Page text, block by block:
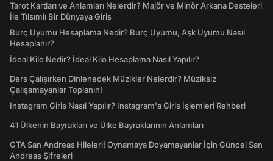
Tarot Kartları ve Anlamları Nelerdir? Majör ve Minör Arkana Desteleri
İle Tılsımlı Bir Dünyaya Giriş
Burç Uyumu Hesaplama Nedir? Burç Uyumu, Aşk Uyumu Nasıl
Hesaplanır?
İdeal Kilo Nedir? İdeal Kilo Hesaplama Nasıl Yapılır?
Ders Çalışırken Dinlenecek Müzikler Nelerdir? Müziksiz
Çalışamayanlar Toplanın!
Instagram Giriş Nasıl Yapılır? Instagram'a Giriş İşlemleri Rehberi
41 Ülkenin Bayrakları ve Ülke Bayraklarının Anlamları
GTA San Andreas Hileleri! Oynamaya Doyamayanlar İçin Güncel San
Andreas Şifreleri